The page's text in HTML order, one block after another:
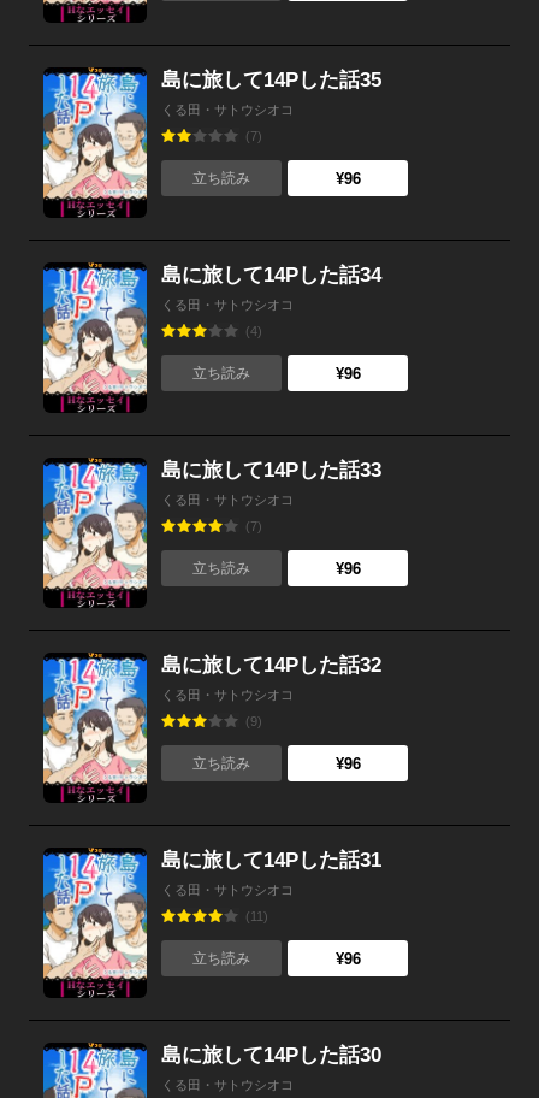
島に旅して14Pした話35
くる田・サトウシオコ
(7)
立ち読み ¥96
島に旅して14Pした話34
くる田・サトウシオコ
(4)
立ち読み ¥96
島に旅して14Pした話33
くる田・サトウシオコ
(7)
立ち読み ¥96
島に旅して14Pした話32
くる田・サトウシオコ
(9)
立ち読み ¥96
島に旅して14Pした話31
くる田・サトウシオコ
(11)
立ち読み ¥96
島に旅して14Pした話30
くる田・サトウシオコ